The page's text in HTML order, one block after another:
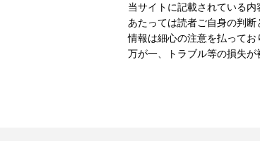
当サイトに記載されている
あたっては読者ご自身の判
情報は細心の注意を払ってお
万が一、トラブル等の損失が